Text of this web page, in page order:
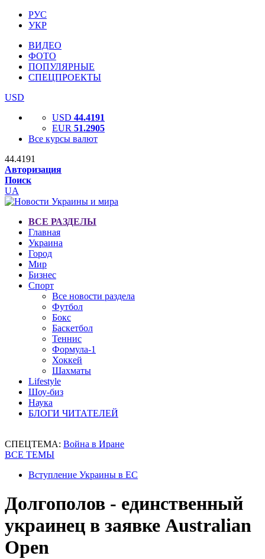
РУС
УКР
ВИДЕО
ФОТО
ПОПУЛЯРНЫЕ
СПЕЦПРОЕКТЫ
USD
USD 44.4191
EUR 51.2905
Все курсы валют
44.4191
Авторизация
Поиск
UA
ВСЕ РАЗДЕЛЫ
Главная
Украина
Город
Мир
Бизнес
Спорт
Все новости раздела
Футбол
Бокс
Баскетбол
Теннис
Формула-1
Хоккей
Шахматы
Lifestyle
Шоу-биз
Наука
БЛОГИ ЧИТАТЕЛЕЙ
СПЕЦТЕМА: Война в Иране
ВСЕ ТЕМЫ
Вступление Украины в ЕС
Долгополов - единственный
украинец в заявке Australian
Open